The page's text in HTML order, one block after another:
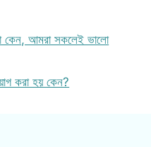
কেন, আমরা সকলেই ভালো
করা হয় কেন?